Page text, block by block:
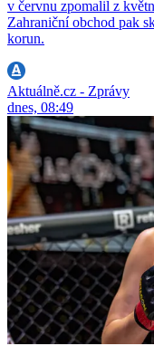
v červnu zpomalil z
Zahraniční obchod pak
korun.
Aktuálně.cz - Zprávy
dnes, 08:49